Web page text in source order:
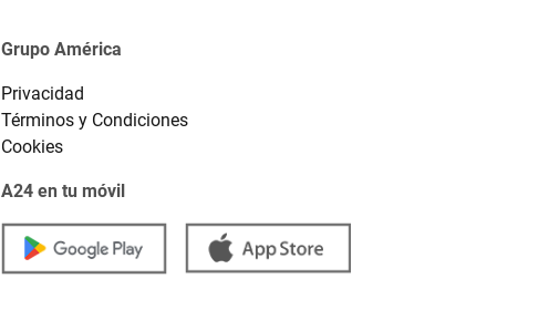
Grupo América
Privacidad
Términos y Condiciones
Cookies
A24 en tu móvil